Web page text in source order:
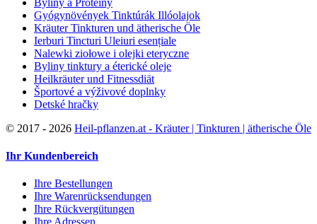
Gyógynövények Tinktúrák Illóolajok
Kräuter Tinkturen und ätherische Öle
Ierburi Tincturi Uleiuri esențiale
Nalewki ziołowe i olejki eteryczne
Byliny tinktury a éterické oleje
Heilkräuter und Fitnessdiät
Športové a výživové doplnky
Detské hračky
© 2017 - 2026 Heil-pflanzen.at - Kräuter | Tinkturen | ätherische Öle
Ihr Kundenbereich
Ihre Bestellungen
Ihre Warenrücksendungen
Ihre Rückvergütungen